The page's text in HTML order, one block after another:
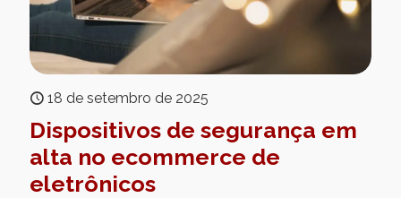
18 de setembro de 2025
Dispositivos de segurança em
alta no ecommerce de
eletrônicos